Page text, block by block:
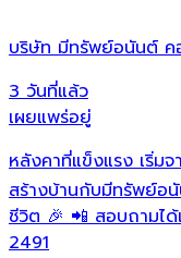
บริษัท มีทรัพย์อนันต์ ค
3 วันที่แล้ว
เผยแพร่อยู่
หลังคาที่แข็งแรง เริ่ม
สร้างบ้านกับมีทรัพย์อ
ชีวิต 🎉 📲 สอบถามไ
2491